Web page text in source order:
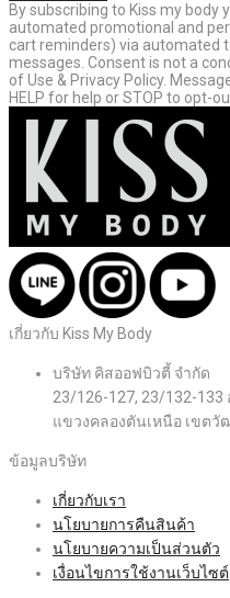
By subscribing to Kiss my body
automated promotional and
cart reminders) via automated
messages. Consent is not a
of Use & Privacy Policy.
HELP for help or STOP to opt-
เกี่ยวกับ Kiss My Body
บริษัท คิสออฟบิวตี้ จำกัด
23/126-127, 23/132-
แขวงคลองตันเหนือ เขตวั
ข้อมูลบริษัท
เกี่ยวกับเรา
นโยบายการคืนสินค้า
นโยบายความเป็นส่วนตัว
เงื่อนไขการใช้งานเว็บไซต์